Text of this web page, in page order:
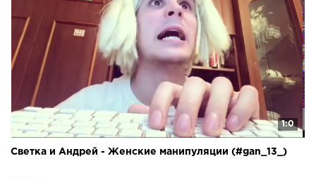
1:0
Светка и Андрей - Женские манипуляции (#gan_13_)